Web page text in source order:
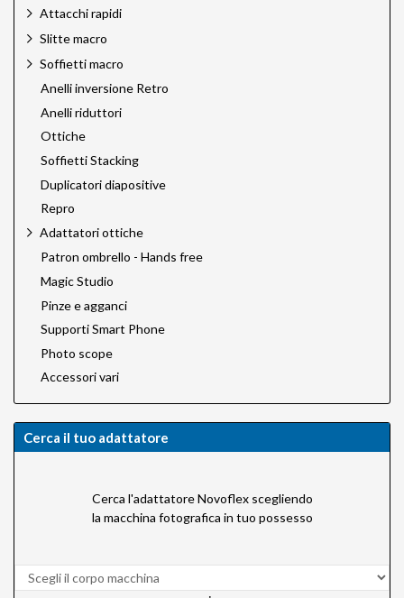
Attacchi rapidi
Slitte macro
Soffietti macro
Anelli inversione Retro
Anelli riduttori
Ottiche
Soffietti Stacking
Duplicatori diapositive
Repro
Adattatori ottiche
Patron ombrello - Hands free
Magic Studio
Pinze e agganci
Supporti Smart Phone
Photo scope
Accessori vari
Cerca il tuo adattatore
Cerca l'adattatore Novoflex scegliendo
la macchina fotografica in tuo possesso